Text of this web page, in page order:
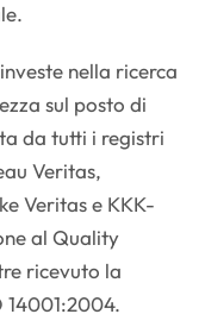
nella ricerca
sul posto di
da tutti i registri
Veritas,
Veritas e KKK-
al Quality
ricevuto la
14001:2004.